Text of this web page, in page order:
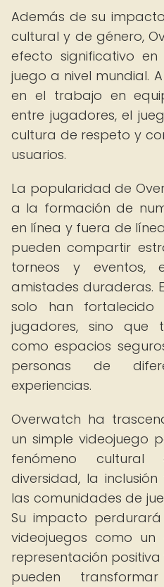
Además de su
cultural y de género,
efecto significativo
juego a nivel mundial.
en el trabajo en
entre jugadores, el
cultura de respeto y
usuarios.
La popularidad de
a la formación de
en línea y fuera de
pueden compartir
torneos y eventos,
amistades duraderas.
solo han
jugadores, sino que
como espacios
personas de
experiencias.
Overwatch ha
un simple videojuego
fenómeno
diversidad, la
las comunidades de
Su impacto
videojuegos como
representación
pueden